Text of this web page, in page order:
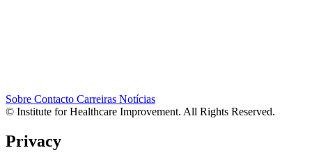
Sobre Contacto Carreiras Notícias
© Institute for Healthcare Improvement. All Rights Reserved.
Privacy